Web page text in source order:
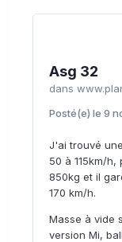
Asg 32
dans
Posté(e) le 9
J'ai trouvé
50 à 115km/
850kg et il
170 km/h.
Masse à vide
version Mi,